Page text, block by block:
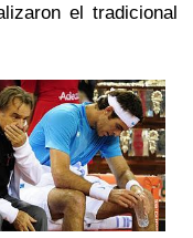
el tradicional